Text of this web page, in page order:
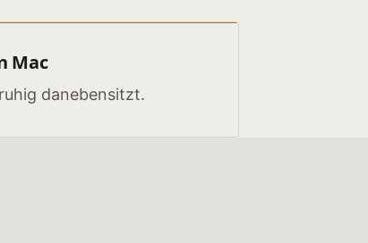
Mac
danebensitzt.